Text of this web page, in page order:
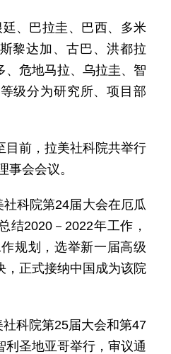
、巴拉圭、巴西、多米
黎达加、古巴、洪都拉
、危地马拉、乌拉圭、智
级分为研究所、项目部
目前，拉美社科院共举行
事会会议。
科院第24届大会在厄瓜
结2020－2022年工作，
规划，选举新一届高级
，正式接纳中国成为该院
科院第25届大会和第47
利圣地亚哥举行，审议通